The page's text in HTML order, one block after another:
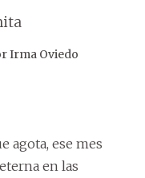
Irma Oviedo
agota, ese mes
en las